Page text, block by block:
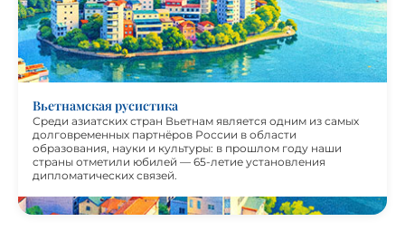
Вьетнамская русистика
Среди азиатских стран Вьетнам является одним из самых
долговременных партнёров России в области
образования, науки и культуры: в прошлом году наши
страны отметили юбилей — 65-летие установления
дипломатических связей.
дипломатических связей. Вьетнамская школа русистики
считается одной из лучших в мире: доказательством
этому служит активная работа специалистов Ханойского
филиала Института Пушкина – единственного
сохранившегося зарубежного филиала нашего
Института.